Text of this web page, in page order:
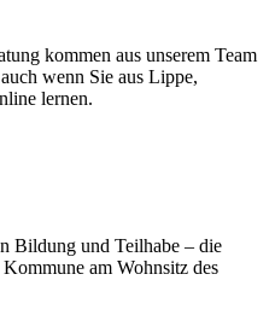
kommen aus unserem Team
wenn Sie aus Lippe,
lernen.
Bildung und Teilhabe – die
am Wohnsitz des